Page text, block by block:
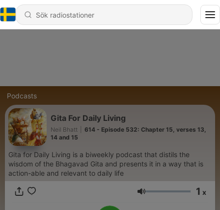
Podcasts
Gita For Daily Living
Neil Bhatt
614 - Episode 532: Chapter 15, verses 13,
14 and 15
Gita for Daily Living is a biweekly podcast that distils the
wisdom of the Bhagavad Gita and presents it in a way that is
action-able and relevant to daily life
Volym 1 x